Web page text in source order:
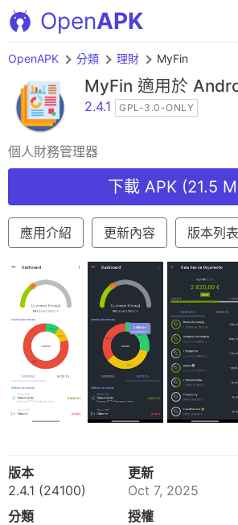
OpenAPK
OpenAPK 分類 理財 MyFin
MyFin 適用於
2.4.1 GPL-3.0-ONLY
個人財務管理器
下載 APK (21.5
應用介紹 更新內容 版本列表
版本
2.4.1 (24100)
更新
Oct 7, 2025
分類
授權